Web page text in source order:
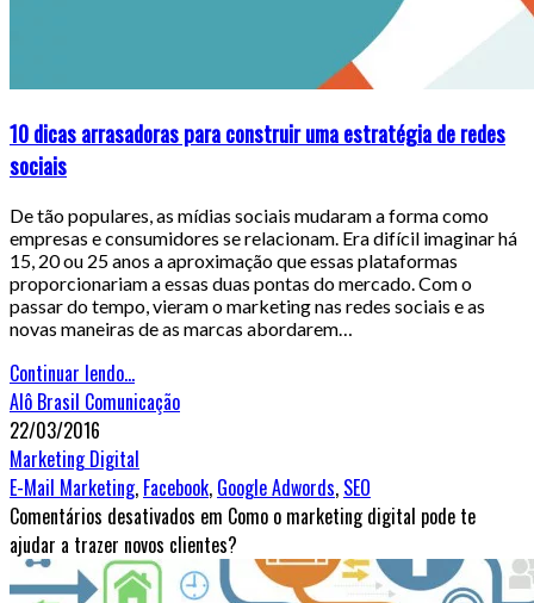
10 dicas arrasadoras para construir uma estratégia de redes
sociais
De tão populares, as mídias sociais mudaram a forma como
empresas e consumidores se relacionam. Era difícil imaginar há
15, 20 ou 25 anos a aproximação que essas plataformas
proporcionariam a essas duas pontas do mercado. Com o
passar do tempo, vieram o marketing nas redes sociais e as
novas maneiras de as marcas abordarem…
Continuar lendo...
Alô Brasil Comunicação
22/03/2016
Marketing Digital
E-Mail Marketing, Facebook, Google Adwords, SEO
Comentários desativados em Como o marketing digital pode te
ajudar a trazer novos clientes?